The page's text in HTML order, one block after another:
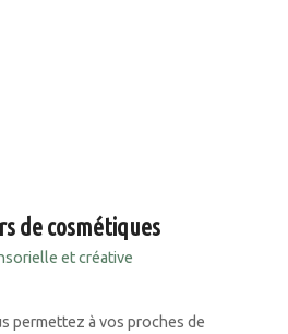
de cosmétiques
et créative
permettez à vos proches de